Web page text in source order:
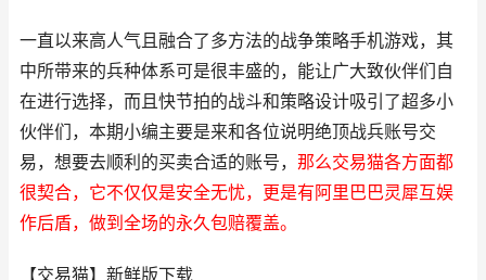
一直以来高人气且融合了多方法的战争策略手机游戏，其
中所带来的兵种体系可是很丰盛的，能让广大致伙伴们自
在进行选择，而且快节拍的战斗和策略设计吸引了超多小
伙伴们，本期小编主要是来和各位说明绝顶战兵账号交
易，想要去顺利的买卖合适的账号， 那么交易猫各方面都
很契合，它不仅仅是安全无忧，更是有阿里巴巴灵犀互娱
作后盾，做到全场的永久包赔覆盖。
【交易猫】新鲜版下载